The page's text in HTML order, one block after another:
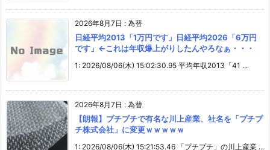
2026年8月7日 : 為替
日経平均2013「1万円です」日経平均2026「6万円
です」←これは年収爆上がりしたんやろなぁ・・・
1: 2026/08/06(木) 15:02:30.95 平均年収2013「41 ...
2026年8月7日 : 為替
【朗報】プチプチで有名な川上産業、社名を「プチプ
チ株式会社」に変更ｗｗｗｗｗ
1: 2026/08/06(木) 15:21:53.46 「プチプチ」の川上産業 ...